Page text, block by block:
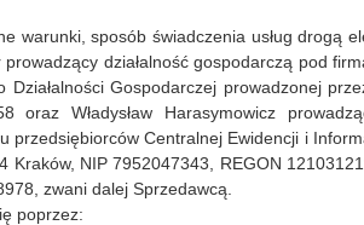
warunki, sposób świadczenia usług
działalność gospodarczą pod
Gospodarczej prowadzonej
oraz Władysław Harasymowicz
przedsiębiorców Centralnej Ewidencji i
Kraków, NIP 7952047343, REGON
zwani dalej Sprzedawcą.
poprzez: